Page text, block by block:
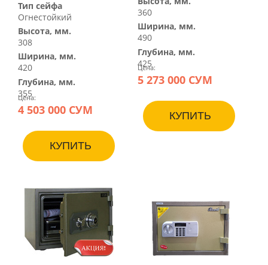
Тип сейфа
Огнестойкий
Высота, мм.
308
Ширина, мм.
420
Глубина, мм.
355
Цена:
4 503 000 СУМ
КУПИТЬ
360
Ширина, мм.
490
Глубина, мм.
425
Цена:
5 273 000 СУМ
КУПИТЬ